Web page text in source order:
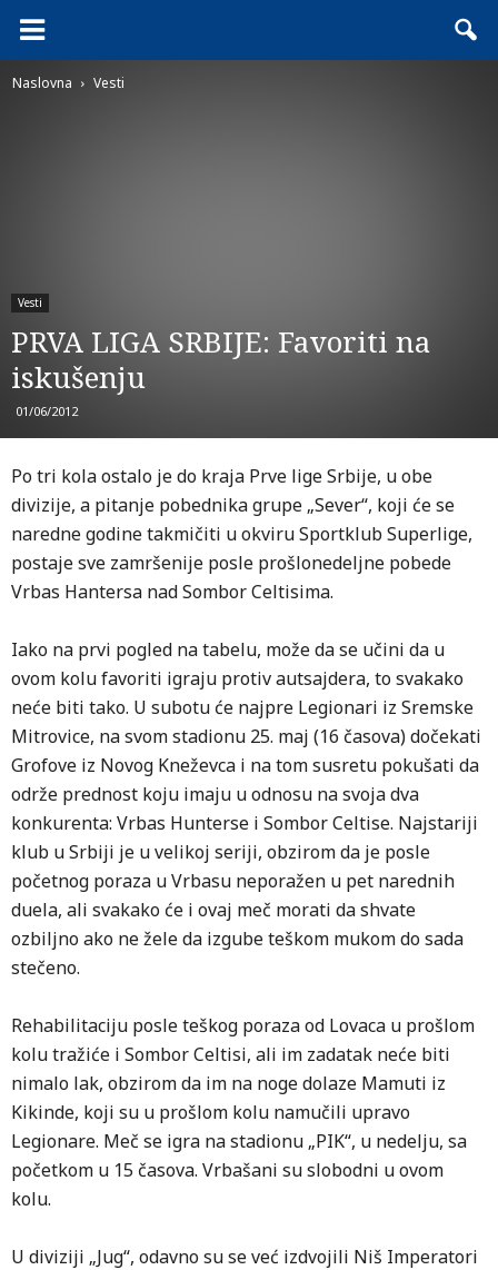
Naslovna Vesti
Vesti
PRVA LIGA SRBIJE: Favoriti na
iskušenju
01/06/2012
Po tri kola ostalo je do kraja Prve lige Srbije, u obe
divizije, a pitanje pobednika grupe „Sever“, koji će se
naredne godine takmičiti u okviru Sportklub Superlige,
postaje sve zamršenije posle prošlonedeljne pobede
Vrbas Hantersa nad Sombor Celtisima.
Iako na prvi pogled na tabelu, može da se učini da u
ovom kolu favoriti igraju protiv autsajdera, to svakako
neće biti tako. U subotu će najpre Legionari iz Sremske
Mitrovice, na svom stadionu 25. maj (16 časova) dočekati
Grofove iz Novog Kneževca i na tom susretu pokušati da
održe prednost koju imaju u odnosu na svoja dva
konkurenta: Vrbas Hunterse i Sombor Celtise. Najstariji
klub u Srbiji je u velikoj seriji, obzirom da je posle
početnog poraza u Vrbasu neporažen u pet narednih
duela, ali svakako će i ovaj meč morati da shvate
ozbiljno ako ne žele da izgube teškom mukom do sada
stečeno.
Rehabilitaciju posle teškog poraza od Lovaca u prošlom
kolu tražiće i Sombor Celtisi, ali im zadatak neće biti
nimalo lak, obzirom da im na noge dolaze Mamuti iz
Kikinde, koji su u prošlom kolu namučili upravo
Legionare. Meč se igra na stadionu „PIK“, u nedelju, sa
početkom u 15 časova. Vrbašani su slobodni u ovom
kolu.
U diviziji „Jug“, odavno su se već izdvojili Niš Imperatori